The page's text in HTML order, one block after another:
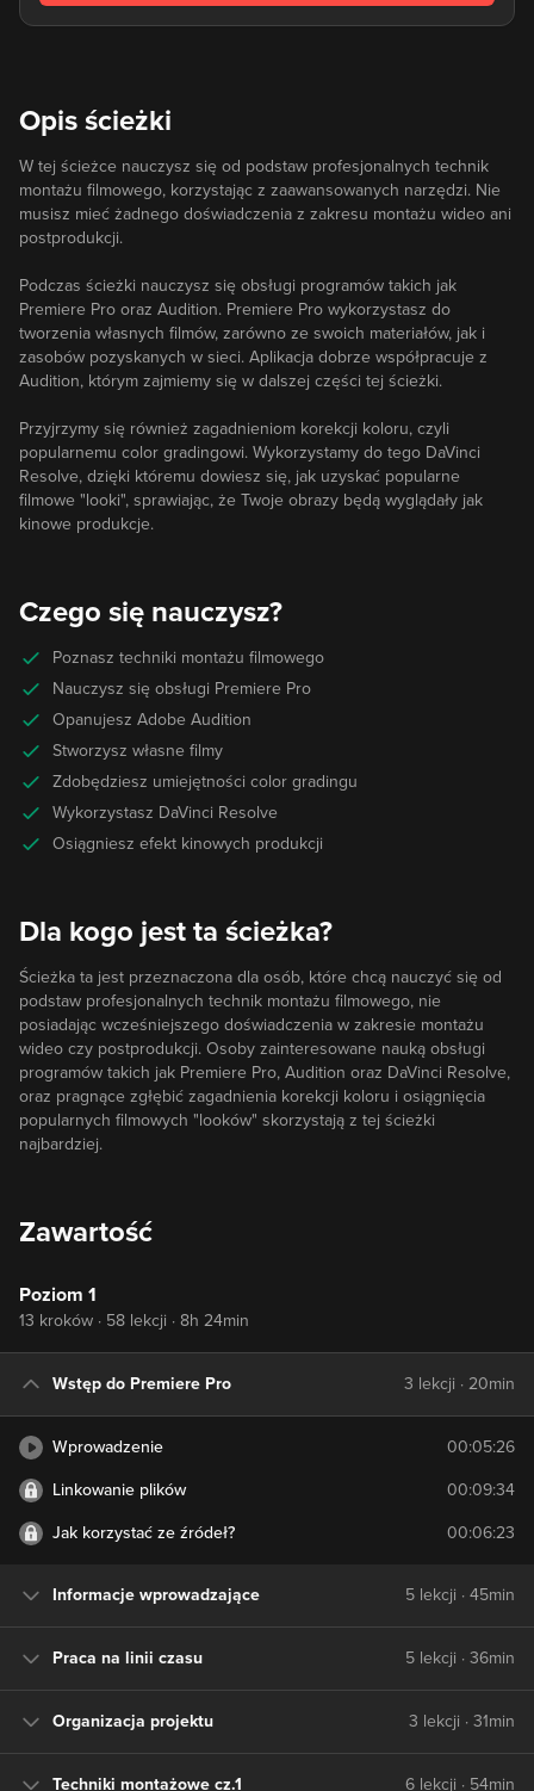
Opis ścieżki
W tej ścieżce nauczysz się od podstaw profesjonalnych technik
montażu filmowego, korzystając z zaawansowanych narzędzi. Nie
musisz mieć żadnego doświadczenia z zakresu montażu wideo ani
postprodukcji.
Podczas ścieżki nauczysz się obsługi programów takich jak
Premiere Pro oraz Audition. Premiere Pro wykorzystasz do
tworzenia własnych filmów, zarówno ze swoich materiałów, jak i
zasobów pozyskanych w sieci. Aplikacja dobrze współpracuje z
Audition, którym zajmiemy się w dalszej części tej ścieżki.
Przyjrzymy się również zagadnieniom korekcji koloru, czyli
popularnemu color gradingowi. Wykorzystamy do tego DaVinci
Resolve, dzięki któremu dowiesz się, jak uzyskać popularne
filmowe "looki", sprawiając, że Twoje obrazy będą wyglądały jak
kinowe produkcje.
Czego się nauczysz?
Poznasz techniki montażu filmowego
Nauczysz się obsługi Premiere Pro
Opanujesz Adobe Audition
Stworzysz własne filmy
Zdobędziesz umiejętności color gradingu
Wykorzystasz DaVinci Resolve
Osiągniesz efekt kinowych produkcji
Dla kogo jest ta ścieżka?
Ścieżka ta jest przeznaczona dla osób, które chcą nauczyć się od
podstaw profesjonalnych technik montażu filmowego, nie
posiadając wcześniejszego doświadczenia w zakresie montażu
wideo czy postprodukcji. Osoby zainteresowane nauką obsługi
programów takich jak Premiere Pro, Audition oraz DaVinci Resolve,
oraz pragnące zgłębić zagadnienia korekcji koloru i osiągnięcia
popularnych filmowych "looków" skorzystają z tej ścieżki
najbardziej.
Zawartość
Poziom 1
13 kroków · 58 lekcji · 8h 24min
Wstęp do Premiere Pro 3 lekcji · 20min
Wprowadzenie 00:05:26
Linkowanie plików 00:09:34
Jak korzystać ze źródeł? 00:06:23
Informacje wprowadzające 5 lekcji · 45min
Praca na linii czasu 5 lekcji · 36min
Organizacja projektu 3 lekcji · 31min
Techniki montażowe cz.1 6 lekcji · 54min